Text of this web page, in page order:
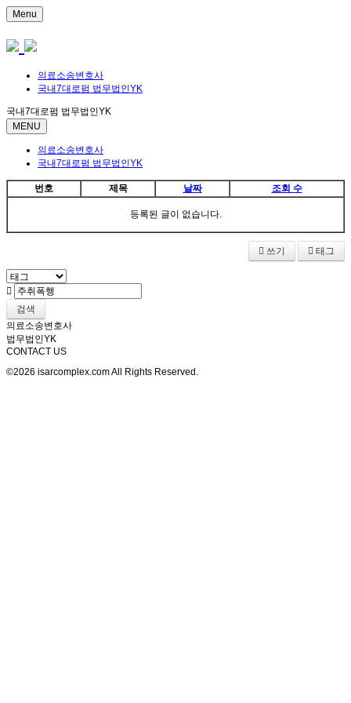
Menu
의료소송변호사
국내7대로펌 법무법인YK
국내7대로펌 법무법인YK
MENU
의료소송변호사
국내7대로펌 법무법인YK
번호 제목 날짜 조회 수
등록된 글이 없습니다.
쓰기 태그
검색
의료소송변호사
법무법인YK
CONTACT US
©2026 isarcomplex.com All Rights Reserved.